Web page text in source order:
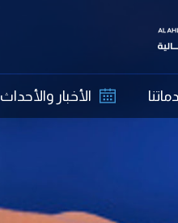
الأخبار والأحداث